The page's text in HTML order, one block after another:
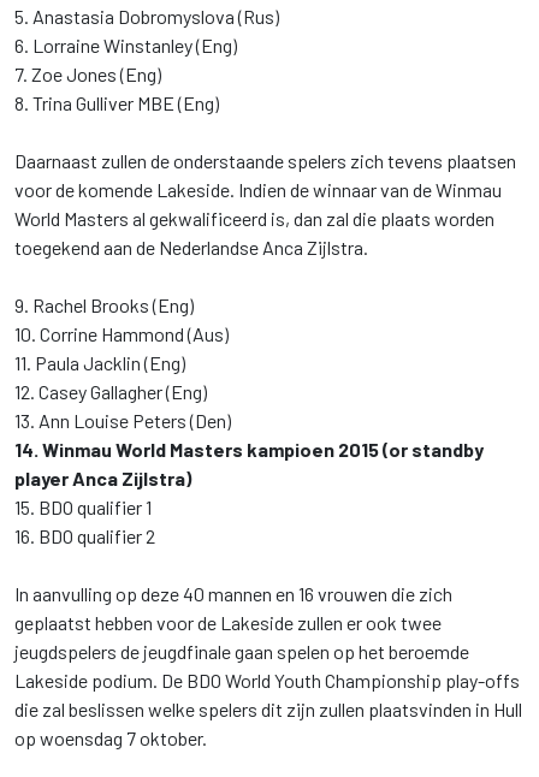
5. Anastasia Dobromyslova (Rus)
6. Lorraine Winstanley (Eng)
7. Zoe Jones (Eng)
8. Trina Gulliver MBE (Eng)
Daarnaast zullen de onderstaande spelers zich tevens plaatsen
voor de komende Lakeside. Indien de winnaar van de Winmau
World Masters al gekwalificeerd is, dan zal die plaats worden
toegekend aan de Nederlandse Anca Zijlstra.
9. Rachel Brooks (Eng)
10. Corrine Hammond (Aus)
11. Paula Jacklin (Eng)
12. Casey Gallagher (Eng)
13. Ann Louise Peters (Den)
14. Winmau World Masters kampioen 2015 (or standby
player Anca Zijlstra)
15. BDO qualifier 1
16. BDO qualifier 2
In aanvulling op deze 40 mannen en 16 vrouwen die zich
geplaatst hebben voor de Lakeside zullen er ook twee
jeugdspelers de jeugdfinale gaan spelen op het beroemde
Lakeside podium. De BDO World Youth Championship play-offs
die zal beslissen welke spelers dit zijn zullen plaatsvinden in Hull
op woensdag 7 oktober.